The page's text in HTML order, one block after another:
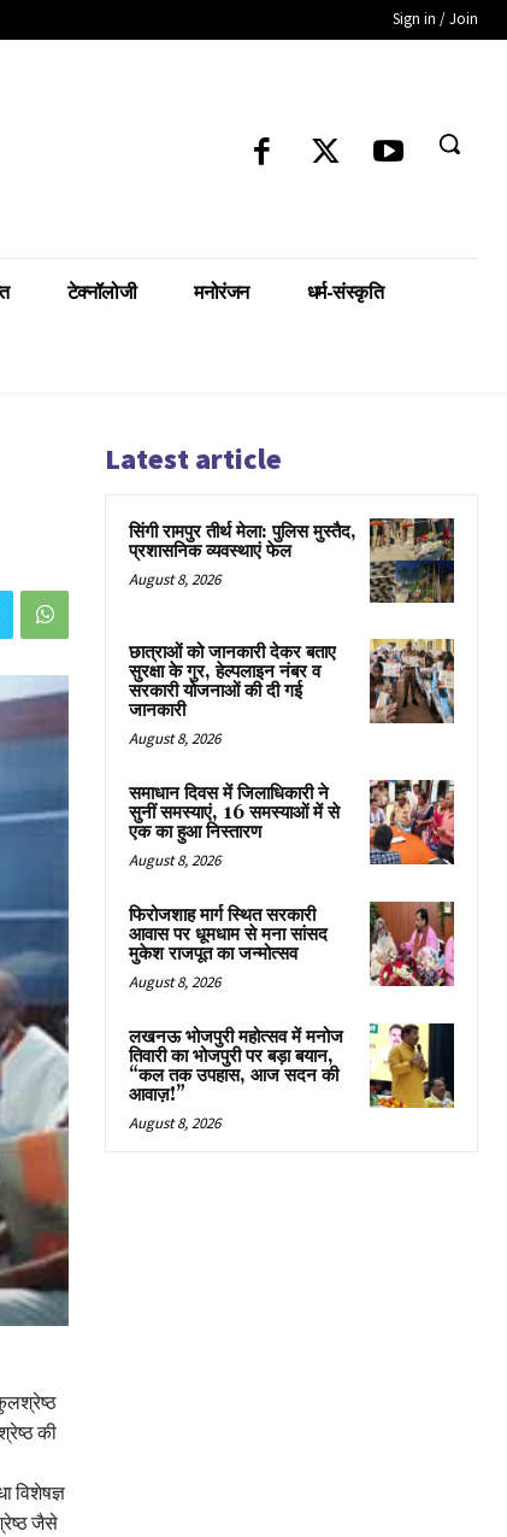
Sign in / Join
टेक्नॉलोजी मनोरंजन धर्म-संस्कृति
की
विशेषज्ञ
जैसे
Latest article
सिंगी रामपुर तीर्थ मेला: पुलिस मुस्तैद,
प्रशासनिक व्यवस्थाएं फेल
August 8, 2026
छात्राओं को जानकारी देकर बताए
सुरक्षा के गुर, हेल्पलाइन नंबर व
सरकारी योजनाओं की दी गई
जानकारी
August 8, 2026
समाधान दिवस में जिलाधिकारी ने
सुनीं समस्याएं, 16 समस्याओं में से
एक का हुआ निस्तारण
August 8, 2026
फिरोजशाह मार्ग स्थित सरकारी
आवास पर धूमधाम से मना सांसद
मुकेश राजपूत का जन्मोत्सव
August 8, 2026
लखनऊ भोजपुरी महोत्सव में मनोज
तिवारी का भोजपुरी पर बड़ा बयान,
“कल तक उपहास, आज सदन की
आवाज़!”
August 8, 2026